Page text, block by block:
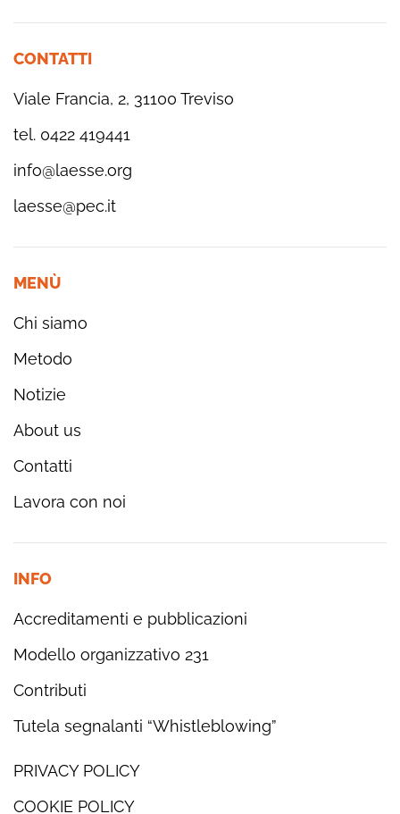
CONTATTI
Viale Francia, 2, 31100 Treviso
tel. 0422 419441
info@laesse.org
laesse@pec.it
MENÙ
Chi siamo
Metodo
Notizie
About us
Contatti
Lavora con noi
INFO
Accreditamenti e pubblicazioni
Modello organizzativo 231
Contributi
Tutela segnalanti “Whistleblowing”
PRIVACY POLICY
COOKIE POLICY